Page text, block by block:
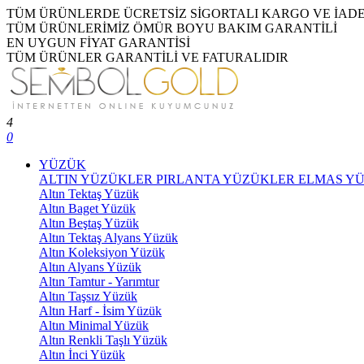
TÜM ÜRÜNLERDE ÜCRETSİZ SİGORTALI KARGO VE İADE
TÜM ÜRÜNLERİMİZ ÖMÜR BOYU BAKIM GARANTİLİ
EN UYGUN FİYAT GARANTİSİ
TÜM ÜRÜNLER GARANTİLİ VE FATURALIDIR
4
0
YÜZÜK
ALTIN YÜZÜKLER PIRLANTA YÜZÜKLER ELMAS
Altın Tektaş Yüzük
Altın Baget Yüzük
Altın Beştaş Yüzük
Altın Tektaş Alyans Yüzük
Altın Koleksiyon Yüzük
Altın Alyans Yüzük
Altın Tamtur - Yarımtur
Altın Taşsız Yüzük
Altın Harf - İsim Yüzük
Altın Minimal Yüzük
Altın Renkli Taşlı Yüzük
Altın İnci Yüzük